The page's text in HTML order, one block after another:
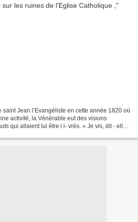
saint Jean l’Evangéliste en cette année 1820 où
activité, la Vénérable eut des visions
qui allaient lui être l i- vrés. « Je vis, dit - elle,